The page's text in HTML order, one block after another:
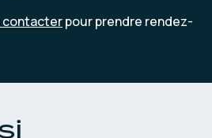
contacterpour prendre rendez-